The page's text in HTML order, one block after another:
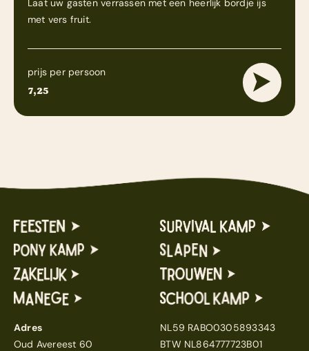
Laat uw gasten verrassen met een heerlijk bordje ijs
met vers fruit.
prijs per persoon
7,25
Adres
Oud Avereest 60
NL59 RABO0305893343
BTW NL864777723B01